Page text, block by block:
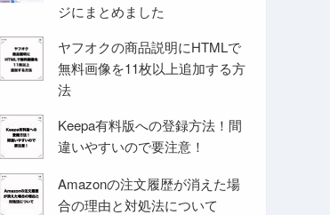
ジにまとめました
ヤフオクの商品説明にHTMLで
無料画像を11枚以上追加する方
法
Keepa有料版への登録方法！間
違いやすいので要注意！
Amazonの注文履歴が消えた場
合の理由と対処法について